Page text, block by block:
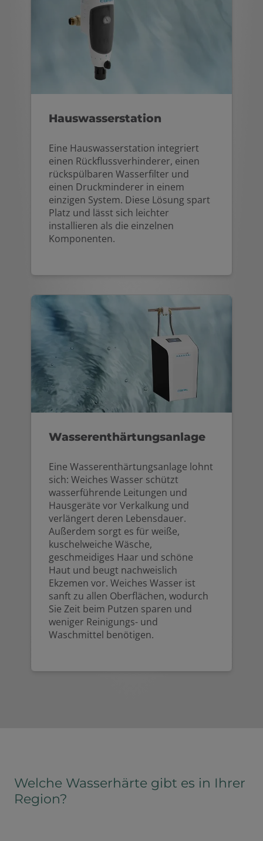
Hauswasserstation
Eine Hauswasserstation integriert
einen Rückflussverhinderer, einen
rückspülbaren Wasserfilter und
einen Druckminderer in einem
einzigen System. Diese Lösung spart
Platz und lässt sich leichter
installieren als die einzelnen
Komponenten.
Wasserenthärtungsanlage
Eine Wasserenthärtungsanlage lohnt
sich: Weiches Wasser schützt
wasserführende Leitungen und
Hausgeräte vor Verkalkung und
verlängert deren Lebensdauer.
Außerdem sorgt es für weiße,
kuschelweiche Wäsche,
geschmeidiges Haar und schöne
Haut und beugt nachweislich
Ekzemen vor. Weiches Wasser ist
sanft zu allen Oberflächen, wodurch
Sie Zeit beim Putzen sparen und
weniger Reinigungs- und
Waschmittel benötigen.
Welche Wasserhärte gibt es in Ihrer
Region?